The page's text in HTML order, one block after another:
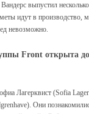
выпустил
идут в производство,
невозможно.
Front открыта
Лагерквист (Sofia
Они